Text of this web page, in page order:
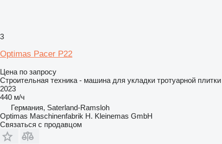
3
Optimas Pacer P22
Цена по запросу
Строительная техника - машина для укладки тротуарной плитки
2023
440 м/ч
Германия, Saterland-Ramsloh
Optimas Maschinenfabrik H. Kleinemas GmbH
Связаться с продавцом